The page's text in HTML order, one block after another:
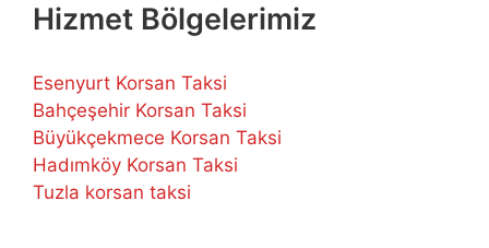
Hizmet Bölgelerimiz
Esenyurt Korsan Taksi
Bahçeşehir Korsan Taksi
Büyükçekmece Korsan Taksi
Hadımköy Korsan Taksi
Tuzla korsan taksi